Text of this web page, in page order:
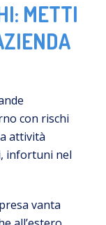
METTI
con rischi
attività
infortuni nel
vanta